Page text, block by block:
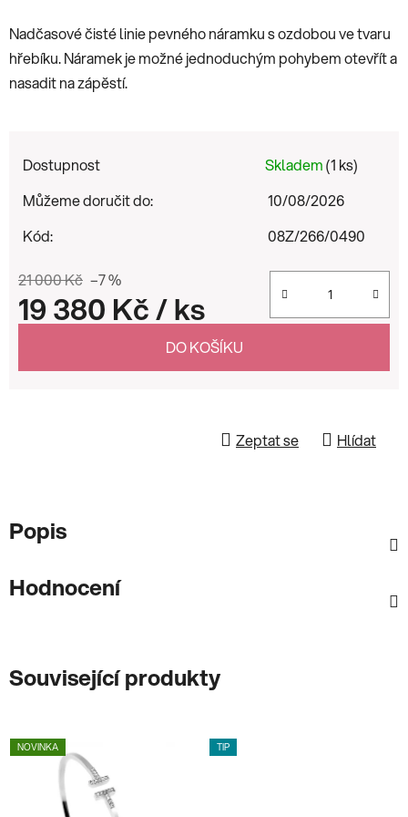
Nadčasové čisté linie pevného náramku s ozdobou ve tvaru
hřebíku. Náramek je možné jednoduchým pohybem otevřít a
nasadit na zápěstí.
Dostupnost Skladem(1 ks)
Můžeme doručit do:
10/08/2026
Kód:
08Z/266/0490
21 000 Kč –7 %
19 380 Kč/ ks
DO KOŠÍKU
Zeptat se Hlídat
Popis
Hodnocení
Související produkty
NOVINKA TIP